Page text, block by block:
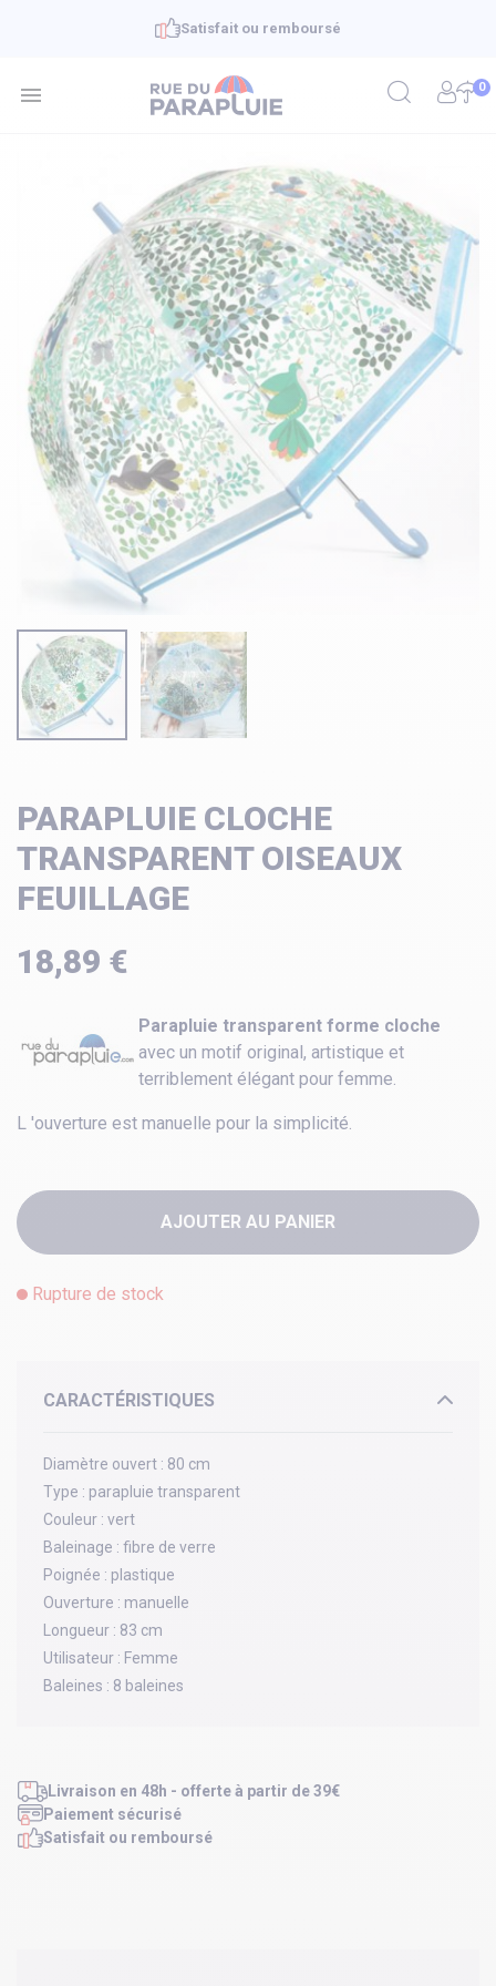
Satisfait ou remboursé
 0
PARAPLUIE CLOCHE
TRANSPARENT OISEAUX
FEUILLAGE
18,89 €
Parapluie transparent forme cloche
avec un motif original, artistique et
terriblement élégant pour femme.
L 'ouverture est manuelle pour la simplicité.
AJOUTER AU PANIER
Rupture de stock
CARACTÉRISTIQUES
Diamètre ouvert : 80 cm
Type : parapluie transparent
Couleur : vert
Baleinage : fibre de verre
Poignée : plastique
Ouverture : manuelle
Longueur : 83 cm
Utilisateur : Femme
Baleines : 8 baleines
Livraison en 48h - offerte à partir de 39€
Paiement sécurisé
Satisfait ou remboursé